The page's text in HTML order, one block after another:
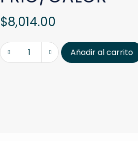
$8,014.00
Añadir al carrito